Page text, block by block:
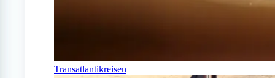
Transatlantikreisen